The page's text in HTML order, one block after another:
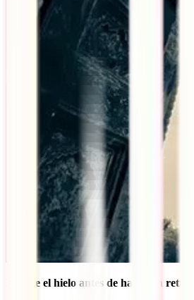
Rompe el hielo antes de hacer un retrato